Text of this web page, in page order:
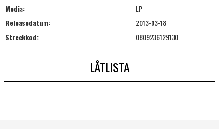
Media:
LP
Releasedatum:
2013-03-18
Streckkod:
0809236129130
LÅTLISTA